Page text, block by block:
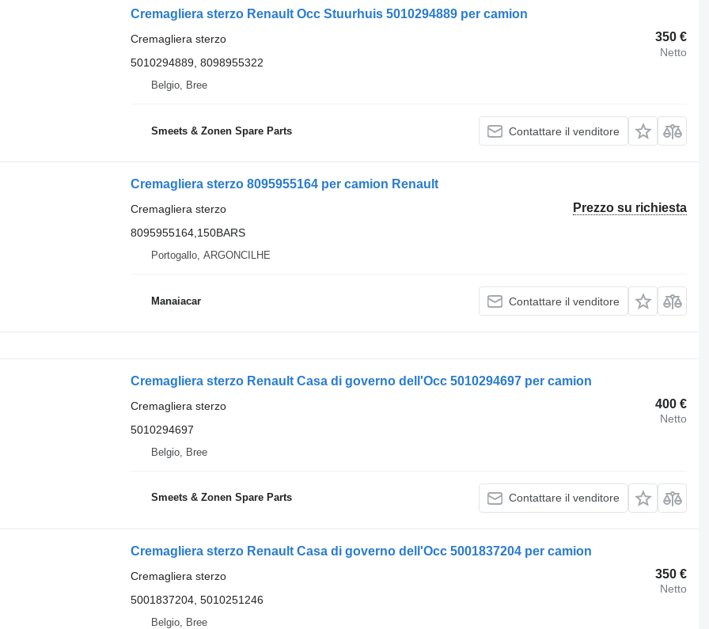
Cremagliera sterzo Renault Occ Stuurhuis 5010294889 per camion
350 €
Netto
Cremagliera sterzo
5010294889, 8098955322
Belgio, Bree
Smeets & Zonen Spare Parts Contattare il venditore
Cremagliera sterzo 8095955164 per camion Renault
Prezzo su richiesta
Cremagliera sterzo
8095955164,150BARS
Portogallo, ARGONCILHE
Manaiacar Contattare il venditore
Cremagliera sterzo Renault Casa di governo dell'Occ 5010294697 per camion
400 €
Netto
Cremagliera sterzo
5010294697
Belgio, Bree
Smeets & Zonen Spare Parts Contattare il venditore
Cremagliera sterzo Renault Casa di governo dell'Occ 5001837204 per camion
350 €
Netto
Cremagliera sterzo
5001837204, 5010251246
Belgio, Bree